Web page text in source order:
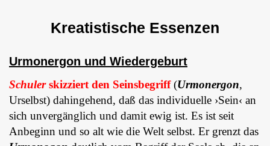
Kreatistische Essenzen
Urmonergon und Wiedergeburt
Schulerskizziert den Seinsbegriff (Urmonergon,
Urselbst) dahingehend, daß das individuelle ›Sein‹ an
sich unvergänglich und damit ewig ist. Es ist seit
Anbeginn und so alt wie die Welt selbst. Er grenzt das